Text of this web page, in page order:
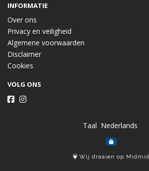
INFORMATIE
Over ons
Privacy en veiligheid
Algemene voorwaarden
Disclaimer
Cookies
VOLG ONS
Taal
Wij draaien op Midmid